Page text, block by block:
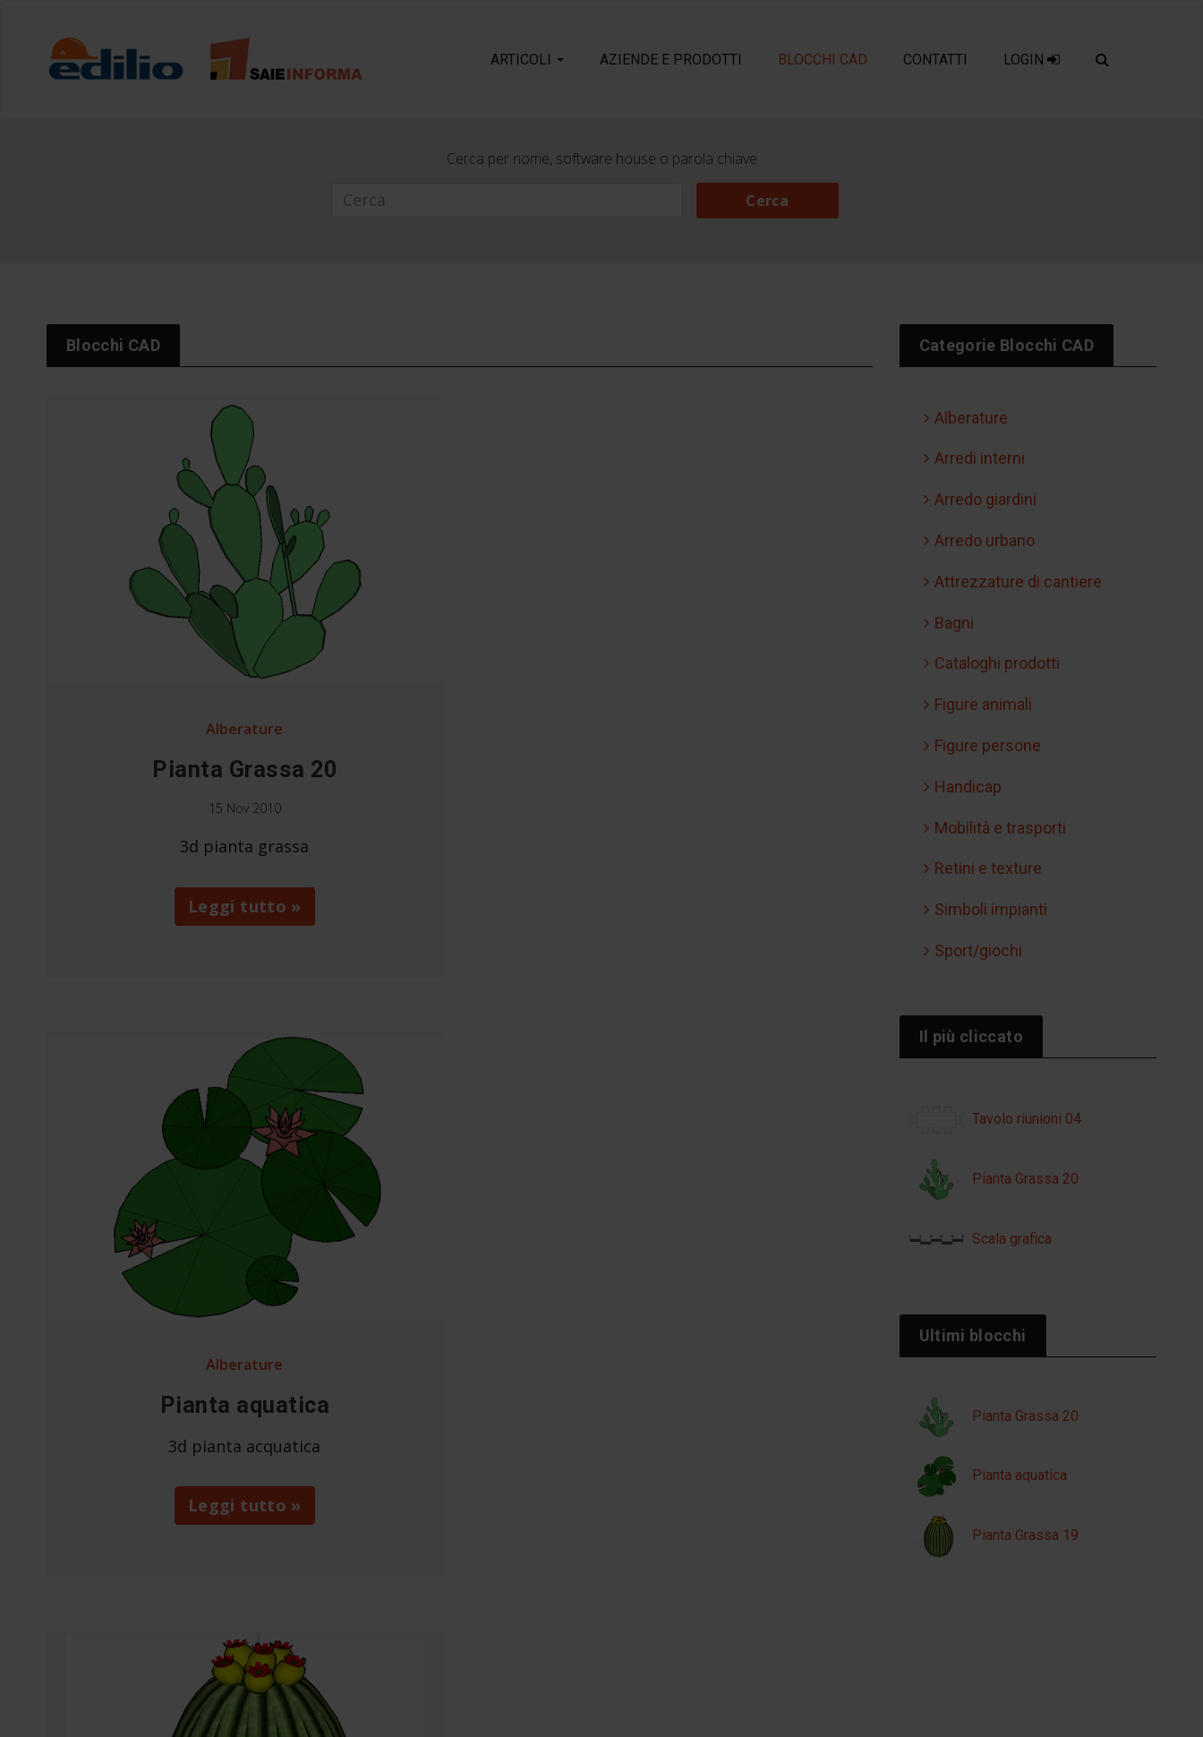
ARTICOLI AZIENDE E PRODOTTI BLOCCHI CAD CONTATTI LOGIN
Cerca per nome, software house o parola chiave
Cerca
Blocchi CAD
Alberature
Pianta Grassa 20
15 Nov 2010
3d pianta grassa
Leggi tutto »
Alberature
Pianta aquatica
3d pianta acquatica
Leggi tutto »
Categorie Blocchi CAD
Alberature
Arredi interni
Arredo giardini
Arredo urbano
Attrezzature di cantiere
Bagni
Cataloghi prodotti
Figure animali
Figure persone
Handicap
Mobilità e trasporti
Retini e texture
Simboli impianti
Sport/giochi
Il più cliccato
Tavolo riunioni 04
Pianta Grassa 20
Scala grafica
Ultimi blocchi
Pianta Grassa 20
Pianta aquatica
Pianta Grassa 19